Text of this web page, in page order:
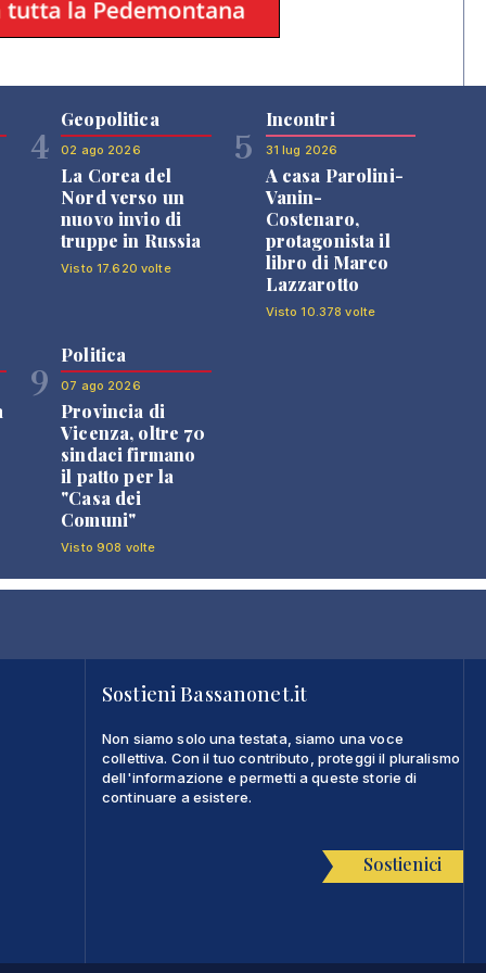
4
Geopolitica
02 ago 2026
La Corea del
Nord verso un
nuovo invio di
truppe in Russia
Visto 17.620 volte
5
Incontri
31 lug 2026
A casa Parolini-
Vanin-
Costenaro,
protagonista il
libro di Marco
Lazzarotto
Visto 10.378 volte
9
Politica
07 ago 2026
Provincia di
Vicenza, oltre 70
sindaci firmano
il patto per la
"Casa dei
Comuni"
Visto 908 volte
Sostieni Bassanonet.it
Non siamo solo una testata, siamo una voce
collettiva. Con il tuo contributo, proteggi il pluralismo
dell'informazione e permetti a queste storie di
continuare a esistere.
Sostienici